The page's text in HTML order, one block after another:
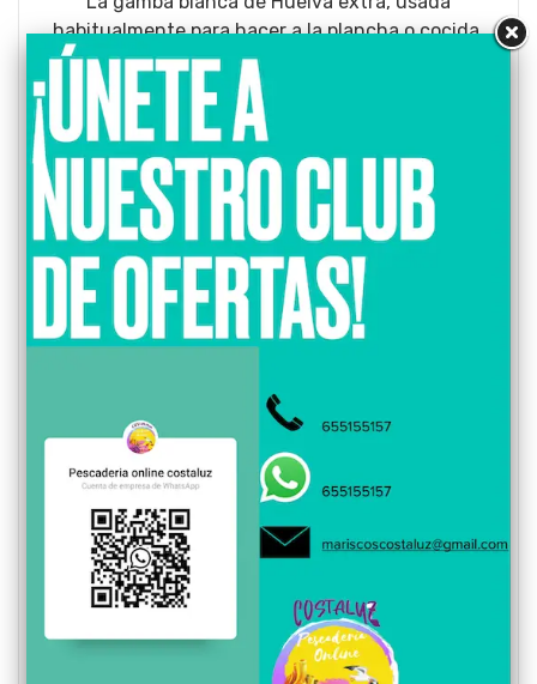
habitualmente para hacer a la plancha o cocida.
La gamba blanca de Huelva extra posee una talla
de 50/60 piezas el kilo, dicha gamba se captura por
la flota onubense y la portuguesa, siendo esta
ultima la que más captura debido a los diversos
días que pasan en el mar.
El precio expuesto se entiende por 500gr de gamba
extra de Huelva.
Otros nombres: Gambas, gamba blanca de Huelva, la
reina de los mariscos, gamba veteadas, gamba
vetadas, venta de gambas del cordón, gambas del